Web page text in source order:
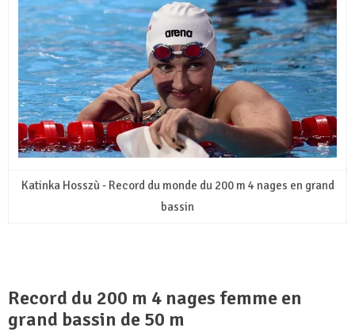
Katinka Hosszù - Record du monde du 200 m 4 nages en grand
bassin
Record du 200 m 4 nages femme en
grand bassin de 50 m